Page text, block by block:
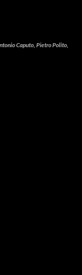
Caputo, Pietro Polito,